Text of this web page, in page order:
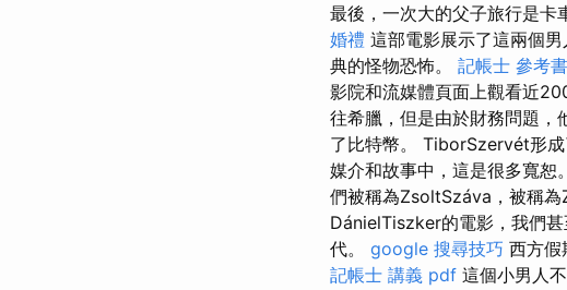
最後，一次大的父子旅行是卡
婚禮 這部電影展示了這兩個
典的怪物恐怖。 記帳士 參考書
影院和流媒體頁面上觀看近
往希臘，但是由於財務問題，
了比特幣。 TiborSzervét形
媒介和故事中，這是很多寬恕
們被稱為ZsoltSzáva，被稱
DánielTiszker的電影，我們
代。 google 搜尋技巧 西方假
記帳士 講義 pdf 這個小男人